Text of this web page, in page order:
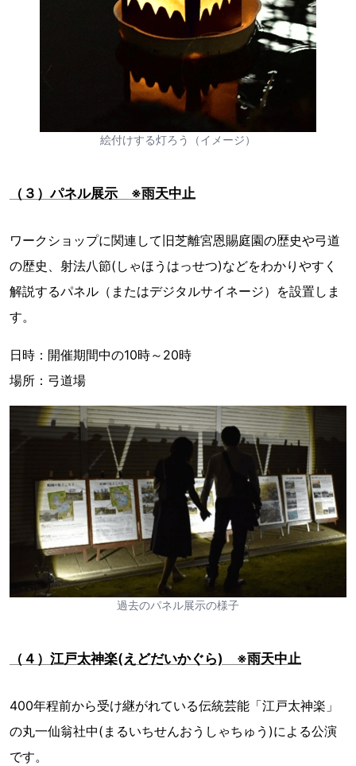
絵付けする灯ろう（イメージ）
（３）パネル展示 ※雨天中止
ワークショップに関連して旧芝離宮恩賜庭園の歴史や弓道
の歴史、射法八節(しゃほうはっせつ)などをわかりやすく
解説するパネル（またはデジタルサイネージ）を設置しま
す。
日時：開催期間中の10時～20時
場所：弓道場
過去のパネル展示の様子
（４）江戸太神楽(えどだいかぐら) ※雨天中止
400年程前から受け継がれている伝統芸能「江戸太神楽」
の丸一仙翁社中(まるいちせんおうしゃちゅう)による公演
です。